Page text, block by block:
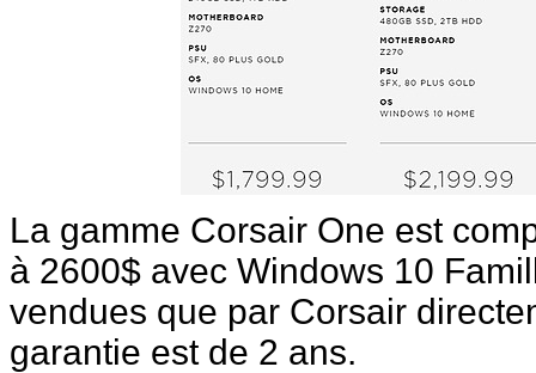
La gamme Corsair One est
à 2600$ avec Windows 10
vendues que par Corsair
garantie est de 2 ans.